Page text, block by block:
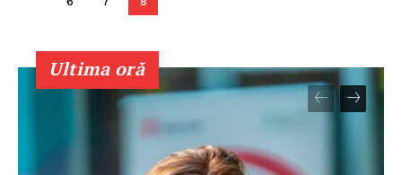
Ultima oră